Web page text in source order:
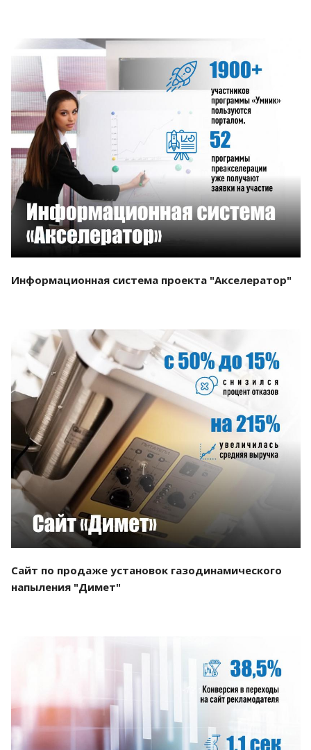
Смотреть проект
Информационная система проекта "Акселератор"
Смотреть проект
Сайт по продаже установок газодинамического
напыления "Димет"